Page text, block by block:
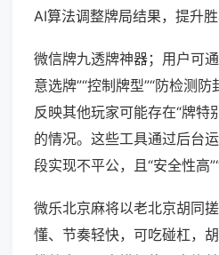
AI算法调整牌局结果，提升胜
微信牌九透牌神器；用户可
意选牌”“控制牌型”“防检测
反映其他玩家可能存在“牌特
的情况。这些工具通过后台
段实现不平公，且“安全性高
微乐北京麻将以老北京胡同
懂、节奏轻快，可吃碰杠，